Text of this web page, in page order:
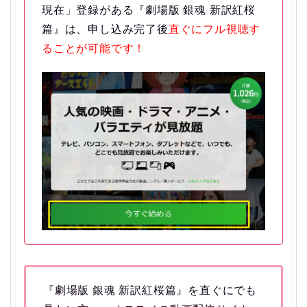
現在」登録がある『劇場版 銀魂 新訳紅桜
篇』は、申し込み完了後直ぐにフル視聴す
ることが可能です！
『劇場版 銀魂 新訳紅桜篇』を直ぐにでも